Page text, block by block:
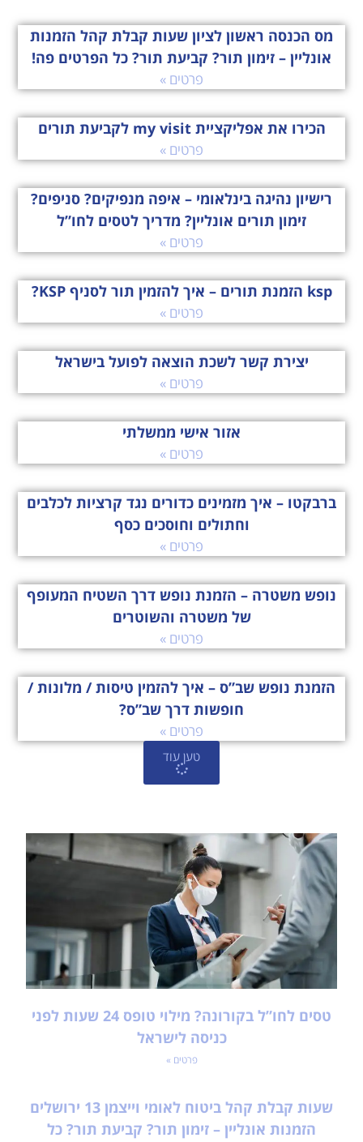
מס הכנסה ראשון לציון שעות קבלת קהל הזמנות
אונליין – זימון תור? קביעת תור? כל הפרטים פה!
פרטים »
הכירו את אפליקציית my visit לקביעת תורים
פרטים »
רישיון נהיגה בינלאומי – איפה מנפיקים? סניפים?
זימון תורים אונליין? מדריך לטסים לחו”ל
פרטים »
ksp הזמנת תורים – איך להזמין תור לסניף KSP?
פרטים »
יצירת קשר לשכת הוצאה לפועל בישראל
פרטים »
אזור אישי ממשלתי
פרטים »
ברבקטו – איך מזמינים כדורים נגד קרציות לכלבים
וחתולים וחוסכים כסף
פרטים »
נופש משטרה – הזמנת נופש דרך השטיח המעופף
של משטרה והשוטרים
פרטים »
הזמנת נופש שב”ס – איך להזמין טיסות / מלונות /
חופשות דרך שב”ס?
פרטים »
טען עוד
טסים לחו”ל בקורונה? מילוי טופס 24 שעות לפני
כניסה לישראל
פרטים »
שעות קבלת קהל ביטוח לאומי וייצמן 13 ירושלים
הזמנות אונליין – זימון תור? קביעת תור? כל